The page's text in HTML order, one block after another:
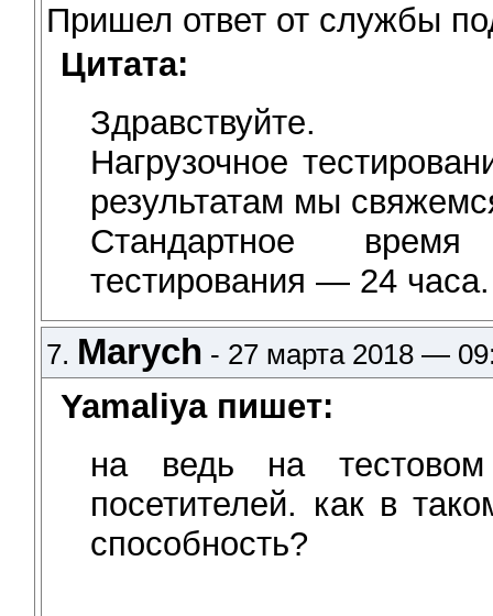
Пришел ответ от службы
Цитата:
Здравствуйте.
Нагрузочное
результатам мы
Стандартное время
тестирования — 24 часа.
7. Marych - 27 марта 2018 —
Yamaliya пишет:
на ведь на
посетителей. как в
способность?